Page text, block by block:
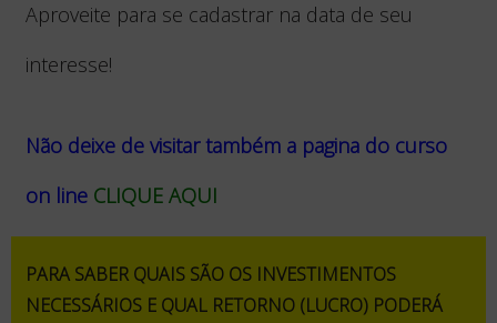
Aproveite para se cadastrar na data de seu
interesse!
Não deixe de visitar também a pagina do curso
on line CLIQUE AQUI
PARA SABER QUAIS SÃO OS INVESTIMENTOS
NECESSÁRIOS E QUAL RETORNO (LUCRO) PODERÁ